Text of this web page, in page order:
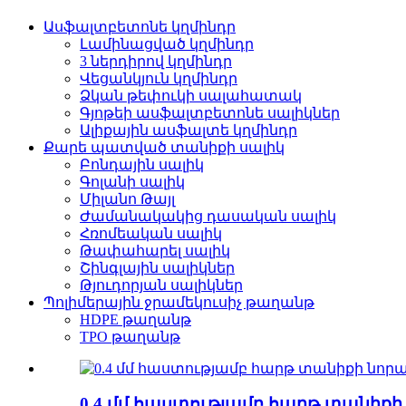
Ասֆալտբետոնե կղմինդր
Լամինացված կղմինդր
3 ներդիրով կղմինդր
Վեցանկյուն կղմինդր
Ձկան թեփուկի սալահատակ
Գյոթեի ասֆալտբետոնե սալիկներ
Ալիքային ասֆալտե կղմինդր
Քարե պատված տանիքի սալիկ
Բոնդային սալիկ
Գոլանի սալիկ
Միլանո Թայլ
Ժամանակակից դասական սալիկ
Հռոմեական սալիկ
Թափահարել սալիկ
Շինգլային սալիկներ
Թյուդորյան սալիկներ
Պոլիմերային ջրամեկուսիչ թաղանթ
HDPE թաղանթ
TPO թաղանթ